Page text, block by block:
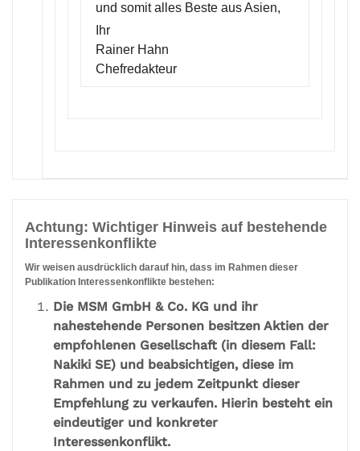
und somit alles Beste aus Asien,
Ihr
Rainer Hahn
Chefredakteur
Achtung: Wichtiger Hinweis auf bestehende
Interessenkonflikte
Wir weisen ausdrücklich darauf hin, dass im Rahmen dieser
Publikation Interessenkonflikte bestehen:
Die MSM GmbH & Co. KG und ihr
nahestehende Personen besitzen Aktien der
empfohlenen Gesellschaft (in diesem Fall:
Nakiki SE) und beabsichtigen, diese im
Rahmen und zu jedem Zeitpunkt dieser
Empfehlung zu verkaufen. Hierin besteht ein
eindeutiger und konkreter
Interessenkonflikt.